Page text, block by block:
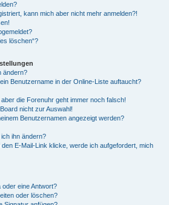
kann mich aber nicht mehr anmelden?!
löschen“?
ändern?
Benutzername in der Online-Liste auftaucht?
die Forenuhr geht immer noch falsch!
nicht zur Auswahl!
Benutzernamen angezeigt werden?
ihn ändern?
E-Mail-Link klicke, werde ich aufgefordert, mich
eine Antwort?
oder löschen?